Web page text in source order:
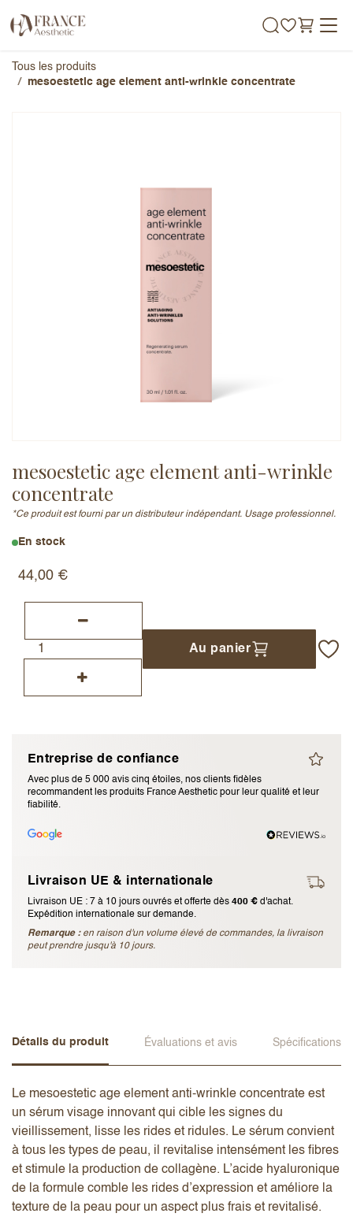
Tous les produits
mesoestetic age element anti-wrinkle concentrate
mesoestetic age element anti-wrinkle
concentrate
*Ce produit est fourni par un distributeur indépendant. Usage professionnel.
En stock
44,00 €
Au panier
Entreprise de confiance
Avec plus de 5 000 avis cinq étoiles, nos clients fidèles
recommandent les produits France Aesthetic pour leur qualité et leur
fiabilité.
Livraison UE & internationale
Livraison UE : 7 à 10 jours ouvrés et offerte dès 400 € d'achat.
Expédition internationale sur demande.
Remarque : en raison d'un volume élevé de commandes, la livraison
peut prendre jusqu'à 10 jours.
Détails du produit Évaluations et avis Spécifications
Le mesoestetic age element anti-wrinkle concentrate est
un sérum visage innovant qui cible les signes du
vieillissement, lisse les rides et ridules. Le sérum convient
à tous les types de peau, il revitalise intensément les fibres
et stimule la production de collagène. L’acide hyaluronique
de la formule comble les rides d’expression et améliore la
texture de la peau pour un aspect plus frais et revitalisé.
Adresse e-mail (ne sera pas publiée)
Ajouter un avis
Envoyer l’avis